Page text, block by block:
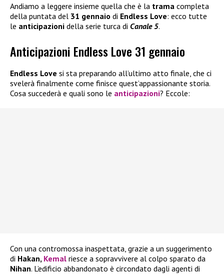
Andiamo a leggere insieme quella che è la trama completa
della puntata del 31 gennaio di Endless Love: ecco tutte
le anticipazioni della serie turca di Canale 5.
Anticipazioni Endless Love 31 gennaio
Endless Love si sta preparando all’ultimo atto finale, che ci
svelerà finalmente come finisce quest’appassionante storia.
Cosa succederà e quali sono le anticipazioni? Eccole:
Con una contromossa inaspettata, grazie a un suggerimento
di Hakan, Kemal riesce a sopravvivere al colpo sparato da
Nihan. L’edificio abbandonato è circondato dagli agenti di